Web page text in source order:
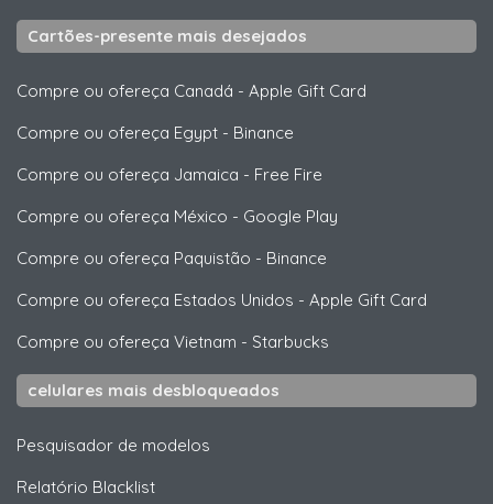
Cartões-presente mais desejados
Compre ou ofereça Canadá - Apple Gift Card
Compre ou ofereça Egypt - Binance
Compre ou ofereça Jamaica - Free Fire
Compre ou ofereça México - Google Play
Compre ou ofereça Paquistão - Binance
Compre ou ofereça Estados Unidos - Apple Gift Card
Compre ou ofereça Vietnam - Starbucks
celulares mais desbloqueados
Pesquisador de modelos
Relatório Blacklist